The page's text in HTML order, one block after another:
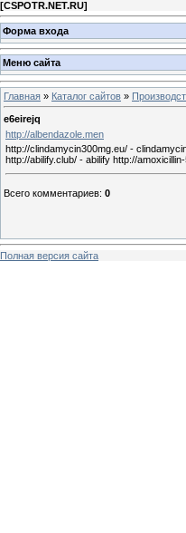
[CSPOTR.NET.RU]
Форма входа
Меню сайта
Главная » Каталог сайтов »
e6eirejq
http://albendazole.men
http://clindamycin300mg.eu/ -
http://abilify.club/ - abilify http://
Всего комментариев: 0
Полная версия сайта